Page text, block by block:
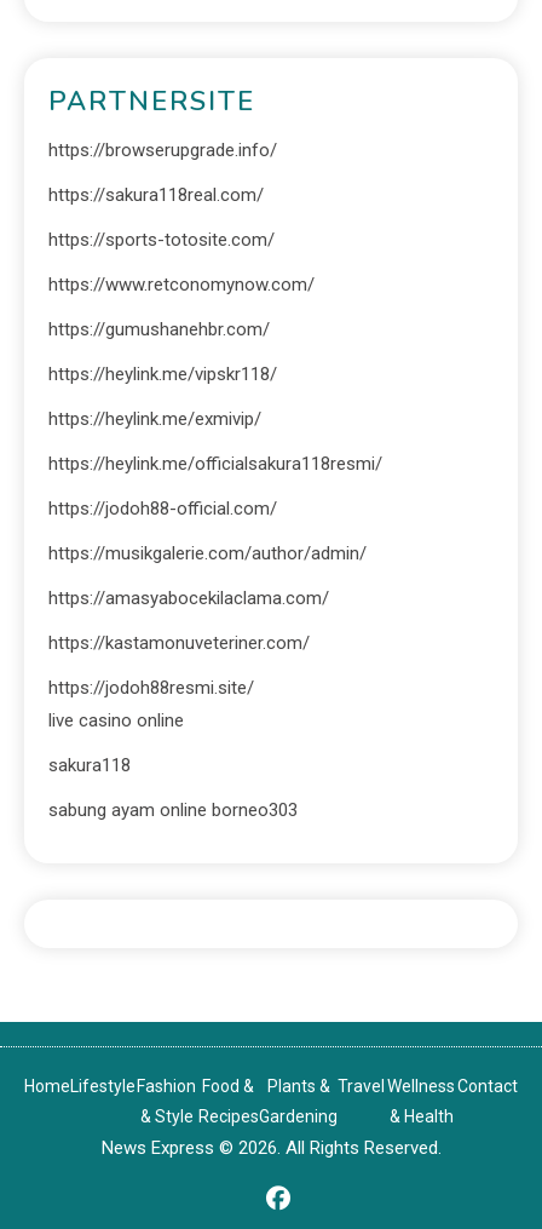
PARTNERSITE
https://browserupgrade.info/
https://sakura118real.com/
https://sports-totosite.com/
https://www.retconomynow.com/
https://gumushanehbr.com/
https://heylink.me/vipskr118/
https://heylink.me/exmivip/
https://heylink.me/officialsakura118resmi/
https://jodoh88-official.com/
https://musikgalerie.com/author/admin/
https://amasyabocekilaclama.com/
https://kastamonuveteriner.com/
https://jodoh88resmi.site/
live casino online
sakura118
sabung ayam online borneo303
HomeLifestyle Fashion
& Style
Food &
Recipes
Plants &
Gardening
Travel Wellness
& Health
Contact
News Express © 2026. All Rights Reserved.